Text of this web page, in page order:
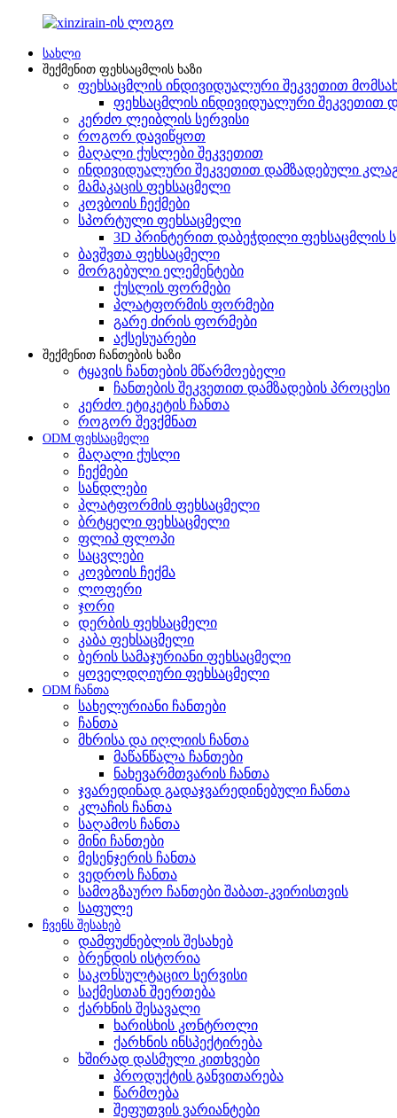
სახლი
შექმენით ფეხსაცმლის ხაზი
ფეხსაცმლის ინდივიდუალური შეკვეთით
ფეხსაცმლის ინდივიდუალური შეკვეთით
კერძო ლეიბლის სერვისი
როგორ დავიწყოთ
მაღალი ქუსლები შეკვეთით
ინდივიდუალური შეკვეთით დამზადებული
მამაკაცის ფეხსაცმელი
კოვბოის ჩექმები
სპორტული ფეხსაცმელი
3D პრინტერით დაბეჭდილი ფეხსაცმლის
ბავშვთა ფეხსაცმელი
მორგებული ელემენტები
ქუსლის ფორმები
პლატფორმის ფორმები
გარე ძირის ფორმები
აქსესუარები
შექმენით ჩანთების ხაზი
ტყავის ჩანთების მწარმოებელი
ჩანთების შეკვეთით დამზადების პროცესი
კერძო ეტიკეტის ჩანთა
როგორ შევქმნათ
ODM ფეხსაცმელი
მაღალი ქუსლი
ჩექმები
სანდლები
პლატფორმის ფეხსაცმელი
ბრტყელი ფეხსაცმელი
ფლიპ ფლოპი
საცვლები
კოვბოის ჩექმა
ლოფერი
ჯორი
დერბის ფეხსაცმელი
კაბა ფეხსაცმელი
ბერის სამაჯურიანი ფეხსაცმელი
ყოველდღიური ფეხსაცმელი
ODM ჩანთა
სახელურიანი ჩანთები
ჩანთა
მხრისა და იღლიის ჩანთა
მაწანწალა ჩანთები
ნახევარმთვარის ჩანთა
ჯვარედინად გადაჯვარედინებული ჩანთა
კლაჩის ჩანთა
საღამოს ჩანთა
მინი ჩანთები
მესენჯერის ჩანთა
ვედროს ჩანთა
სამოგზაურო ჩანთები შაბათ-კვირისთვის
საფულე
ჩვენს შესახებ
დამფუძნებლის შესახებ
ბრენდის ისტორია
საკონსულტაციო სერვისი
საქმესთან შეერთება
ქარხნის შესავალი
ხარისხის კონტროლი
ქარხნის ინსპექტირება
ხშირად დასმული კითხვები
პროდუქტის განვითარება
წარმოება
შეფუთვის ვარიანტები